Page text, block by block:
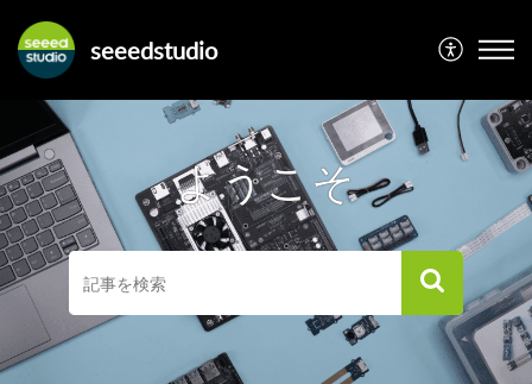
seeedstudio
ようこそ